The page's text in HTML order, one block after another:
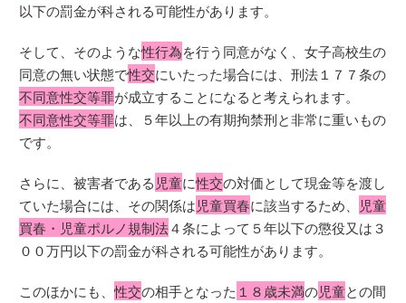
以下の罰金が科される可能性があります。
そして、そのような性行為を行う同意がなく、女子高校生の
同意の無い状態で性交にいたった場合には、刑法１７７条の
不同意性交等罪が成立することになると考えられます。
不同意性交等罪は、５年以上の有期拘禁刑と非常に重いもの
です。
さらに、被害者である 児童に性交の対価として現金等を渡し
ていた場合には、その関係は児童買春に該当するため、
児童
買春・児童ポルノ規制法４条によって５年以下の懲役又は３
００万円以下の罰金が科される可能性があります。
このほかにも、性交の相手となった １８歳未満の児童との間